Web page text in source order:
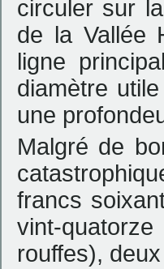
circuler sur
de la Vallée
ligne
diamètre
une
Malgré de
francs
vint-
rouffes),